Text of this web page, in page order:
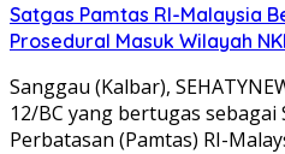
Satgas Pamtas RI-Malaysia
Prosedural Masuk Wilayah
Sanggau (Kalbar),
12/BC yang bertugas sebagai
Perbatasan (Pamtas) RI-